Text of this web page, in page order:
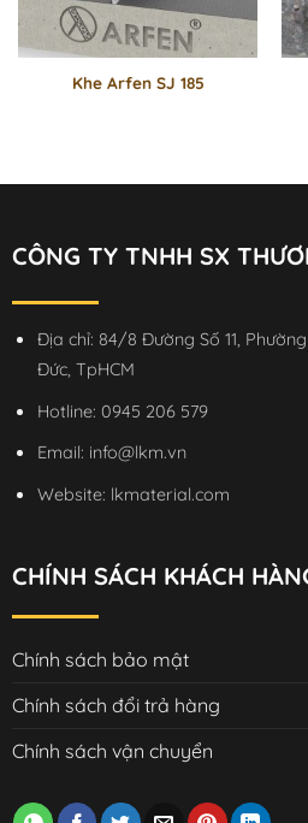
Khe Arfen SJ 185
CÔNG TY TNHH SX
Địa chỉ: 84/8 Đường Số 11,
Đức, TpHCM
Hotline: 0945 206 579
Email: info@lkm.vn
Website: lkmaterial.com
CHÍNH SÁCH KHÁCH
Chính sách bảo mật
Chính sách đổi trả hàng
Chính sách vận chuyển